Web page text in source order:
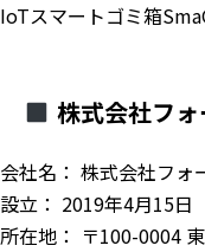
IoTスマートゴミ箱
株式会社フ
会社名： 株式会社フォ
設立： 2019年4月15日
所在地： 〒100-0004